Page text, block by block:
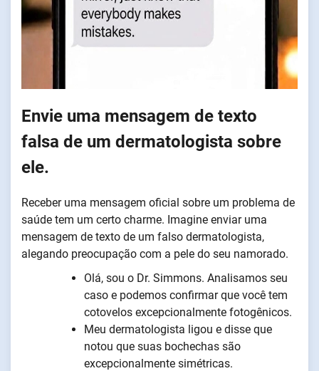
Envie uma mensagem de texto
falsa de um dermatologista sobre
ele.
Receber uma mensagem oficial sobre um problema de
saúde tem um certo charme. Imagine enviar uma
mensagem de texto de um falso dermatologista,
alegando preocupação com a pele do seu namorado.
Olá, sou o Dr. Simmons. Analisamos seu
caso e podemos confirmar que você tem
cotovelos excepcionalmente fotogênicos.
Meu dermatologista ligou e disse que
notou que suas bochechas são
excepcionalmente simétricas.